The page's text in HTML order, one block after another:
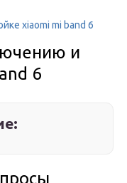
xiaomi mi band 6
и
6